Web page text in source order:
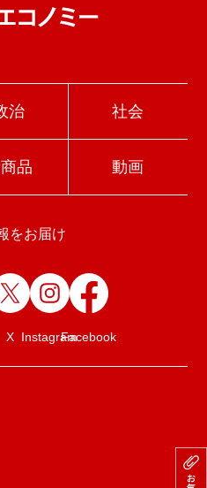
治 社会
品 動画
をお届け
X InstagramFacebook